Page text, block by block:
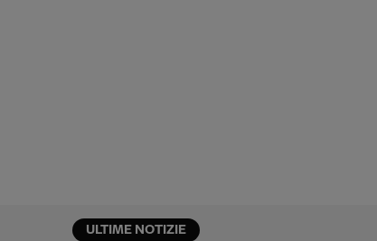
ULTIME NOTIZIE